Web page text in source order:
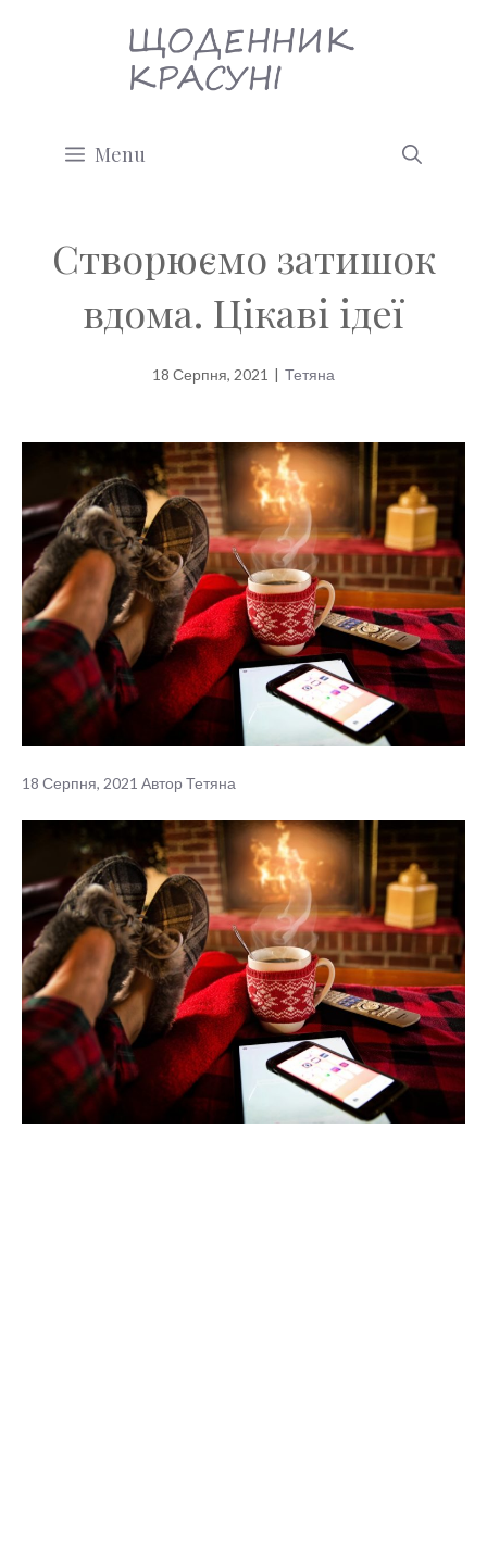
Menu
Створюємо затишок
вдома. Цікаві ідеї
18 Серпня, 2021 | Тетяна
18 Серпня, 2021 АвторТетяна